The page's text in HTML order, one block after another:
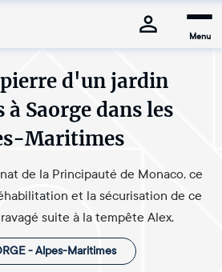
Menu
d'un jardin
Saorge dans les
Maritimes
de la Principauté de Monaco, ce
et la sécurisation de ce
suite à la tempête Alex.
- Alpes-Maritimes